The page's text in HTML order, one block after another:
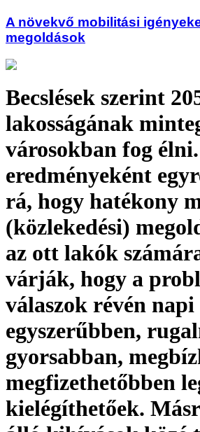
A növekvő mobilitási
megoldások
Becslések szerint
lakosságának
városokban fog
eredményeként
rá, hogy hatékony
(közlekedési)
az ott lakók
várják, hogy a
válaszok révén
egyszerűbben,
gyorsabban,
megfizethetőbben
kielégíthetőek.